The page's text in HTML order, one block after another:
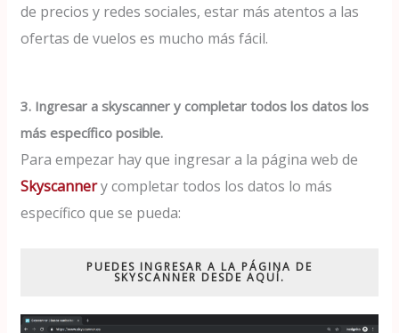
de precios y redes sociales, estar más atentos a las
ofertas de vuelos es mucho más fácil.
3. Ingresar a skyscanner y completar todos los datos los
más específico posible.
Para empezar hay que ingresar a la página web de
Skyscannery completar todos los datos lo más
específico que se pueda:
PUEDES INGRESAR A LA PÁGINA DE
SKYSCANNER DESDE AQUÍ.